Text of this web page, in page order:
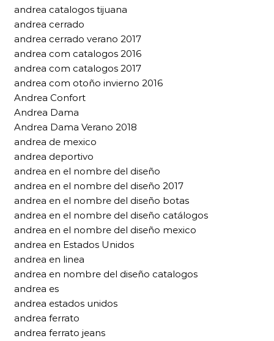
andrea catalogos tijuana
andrea cerrado
andrea cerrado verano 2017
andrea com catalogos 2016
andrea com catalogos 2017
andrea com otoño invierno 2016
Andrea Confort
Andrea Dama
Andrea Dama Verano 2018
andrea de mexico
andrea deportivo
andrea en el nombre del diseño
andrea en el nombre del diseño 2017
andrea en el nombre del diseño botas
andrea en el nombre del diseño catálogos
andrea en el nombre del diseño mexico
andrea en Estados Unidos
andrea en linea
andrea en nombre del diseño catalogos
andrea es
andrea estados unidos
andrea ferrato
andrea ferrato jeans